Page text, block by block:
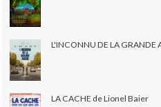
L'INCONNU DE LA
LA CACHE de Lionel Baier